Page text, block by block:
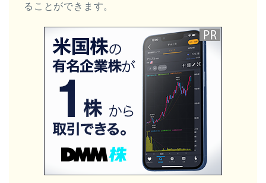
ることができます。